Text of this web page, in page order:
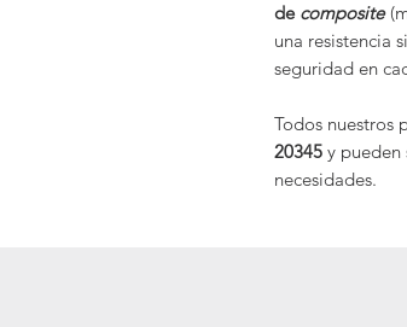
de composite
una resistencia
seguridad en
Todos nuestros
20345 y pueden
necesidades.